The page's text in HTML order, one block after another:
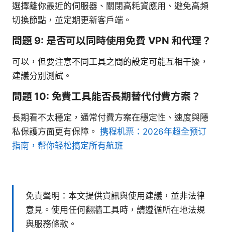
選擇離你最近的伺服器、關閉高耗資應用、避免高頻
切換節點，並定期更新客戶端。
問題 9: 是否可以同時使用免費 VPN 和代理？
可以，但要注意不同工具之間的設定可能互相干擾，
建議分別測試。
問題 10: 免費工具能否長期替代付費方案？
長期看不太穩定，通常付費方案在穩定性、速度與隱
私保護方面更有保障。 携程机票：2026年超全预订
指南，帮你轻松搞定所有航班
免責聲明：本文提供資訊與使用建議，並非法律
意見。使用任何翻牆工具時，請遵循所在地法規
與服務條款。